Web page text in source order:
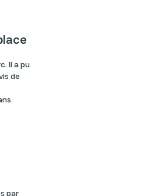
Il a pu
de
par